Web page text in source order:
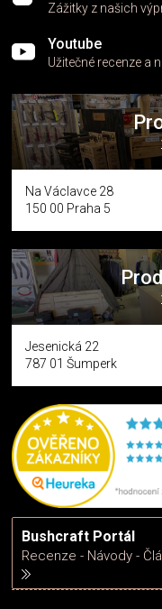
Zážitky z našich
Youtube
Užitečné recenze a
Na Václavce 28
150 00 Praha 5
Jesenická 22
787 01 Šumperk
Bushcraft Portál
Recenze - Návody -